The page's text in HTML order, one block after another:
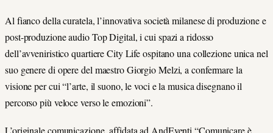
Al fianco della curatela, l’innovativa società milanese di produzione e
post-produzione audio Top Digital, i cui spazi a ridosso
dell’avveniristico quartiere City Life ospitano una collezione unica nel
suo genere di opere del maestro Giorgio Melzi, a confermare la
visione per cui “l’arte, il suono, le voci e la musica disegnano il
percorso più veloce verso le emozioni”.
L’originale comunicazione, affidata ad AndEventi “Comunicare è